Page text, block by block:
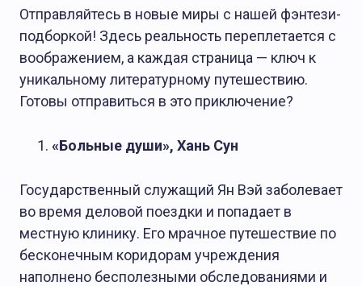
БЕЗ РУБРИКИ
Отправляйтесь в новые миры с нашей фэнтези-
подборкой! Здесь реальность переплетается с
воображением, а каждая страница — ключ к
уникальному литературному путешествию.
Готовы отправиться в это приключение?
«Больные души», Хань Сун
Государственный служащий Ян Вэй заболевает
во время деловой поездки и попадает в
местную клинику. Его мрачное путешествие по
бесконечным коридорам учреждения
наполнено бесполезными обследованиями и